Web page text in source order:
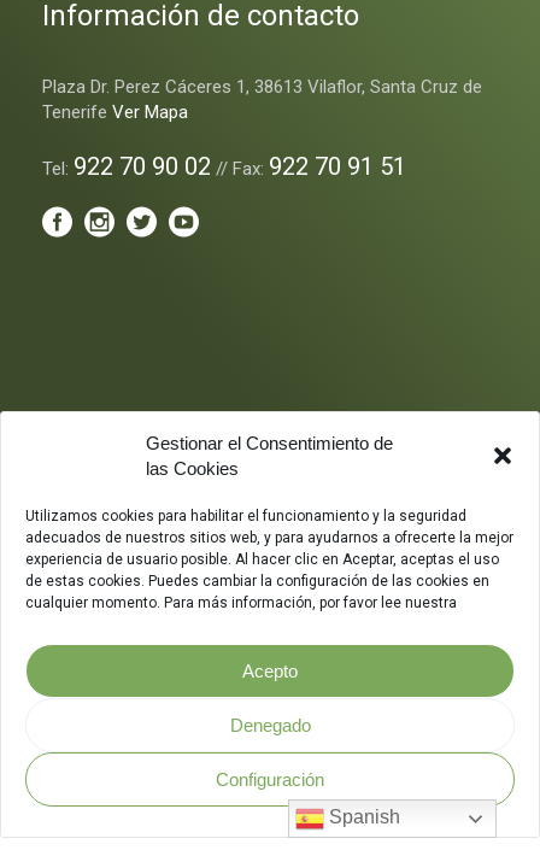
Gestionar el Consentimiento de
las Cookies
Utilizamos cookies para habilitar el funcionamiento y la seguridad
adecuados de nuestros sitios web, y para ayudarnos a ofrecerte la mejor
experiencia de usuario posible. Al hacer clic en Aceptar, aceptas el uso
de estas cookies. Puedes cambiar la configuración de las cookies en
cualquier momento. Para más información, por favor lee nuestra
Acepto
Denegado
Configuración
Información de contacto
Plaza Dr. Perez Cáceres 1, 38613 Vilaflor, Santa Cruz de
Tenerife Ver Mapa
Tel: 922 70 90 02 // Fax: 922 70 91 51
Política de Seguridad
Spanish